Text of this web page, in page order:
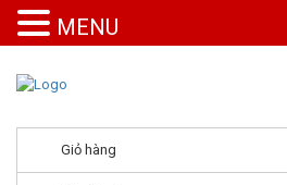
Giỏ hàng
MENU